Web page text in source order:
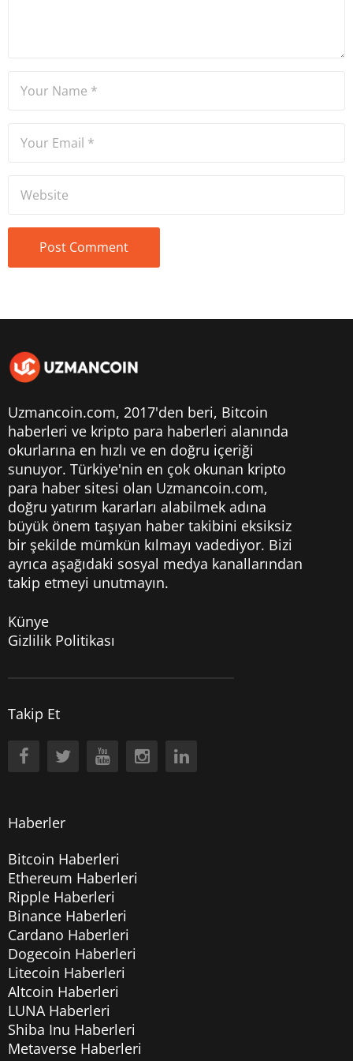
Uzmancoin.com, 2017'den beri, Bitcoin
haberleri ve kripto para haberleri alanında
okurlarına en hızlı ve en doğru içeriği
sunuyor. Türkiye'nin en çok okunan kripto
para haber sitesi olan Uzmancoin.com,
doğru yatırım kararları alabilmek adına
büyük önem taşıyan haber takibini eksiksiz
bir şekilde mümkün kılmayı vadediyor. Bizi
ayrıca aşağıdaki sosyal medya kanallarından
takip etmeyi unutmayın.
Künye
Gizlilik Politikası
Takip Et
Haberler
Bitcoin Haberleri
Ethereum Haberleri
Ripple Haberleri
Binance Haberleri
Cardano Haberleri
Dogecoin Haberleri
Litecoin Haberleri
Altcoin Haberleri
LUNA Haberleri
Shiba Inu Haberleri
Metaverse Haberleri